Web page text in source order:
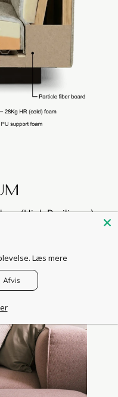
(High Resilience)
der ingen hårde
Læs mere
Afvis